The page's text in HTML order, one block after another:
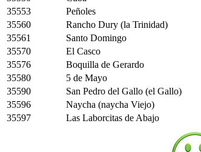
35553
Peñoles
35560
Rancho Dury (la Trinidad)
35561
Santo Domingo
35570
El Casco
35576
Boquilla de Gerardo
35580
5 de Mayo
35590
San Pedro del Gallo (el Gallo)
35596
Naycha (naycha Viejo)
35597
Las Laborcitas de Abajo